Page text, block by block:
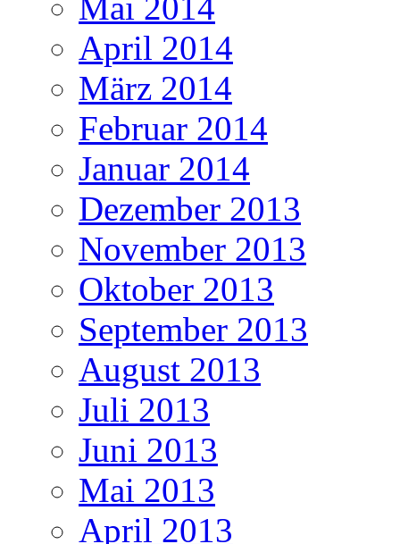
April 2014
März 2014
Februar 2014
Januar 2014
Dezember 2013
November 2013
Oktober 2013
September 2013
August 2013
Juli 2013
Juni 2013
Mai 2013
April 2013